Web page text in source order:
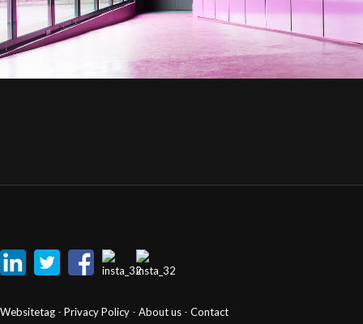
Websitetag - Privacy Policy - About us - Contact